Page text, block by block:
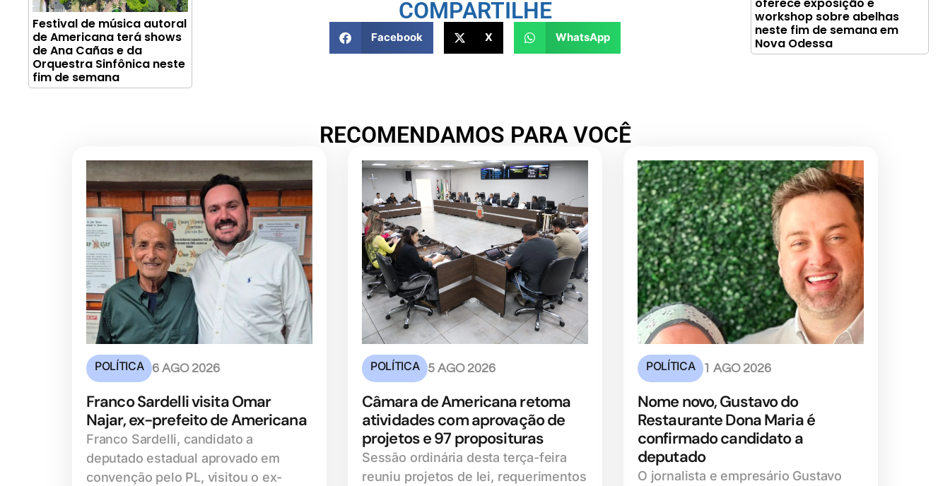
Festival de música autoral
de Americana terá shows
de Ana Cañas e da
Orquestra Sinfônica neste
fim de semana
COMPARTILHE
Facebook X WhatsApp
workshop sobre abelhas
neste fim de semana em
Nova Odessa
RECOMENDAMOS PARA VOCÊ
POLÍTICA 6 AGO 2026
Franco Sardelli visita Omar
Najar, ex-prefeito de Americana
Franco Sardelli, candidato a
deputado estadual aprovado em
convenção pelo PL, visitou o ex-
POLÍTICA 5 AGO 2026
Câmara de Americana retoma
atividades com aprovação de
projetos e 97 proposituras
Sessão ordinária desta terça-feira
reuniu projetos de lei, requerimentos
POLÍTICA 1 AGO 2026
Nome novo, Gustavo do
Restaurante Dona Maria é
confirmado candidato a
deputado
O jornalista e empresário Gustavo